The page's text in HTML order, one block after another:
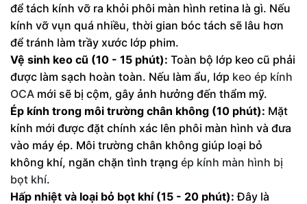
để tách kính vỡ ra khỏi phôi màn hình retina là gì. Nếu
kính vỡ vụn quá nhiều, thời gian bóc tách sẽ lâu hơn
để tránh làm trầy xước lớp phim.
Vệ sinh keo cũ (10 - 15 phút): Toàn bộ lớp keo cũ phải
được làm sạch hoàn toàn. Nếu làm ẩu, lớp keo ép kính
OCA mới sẽ bị cộm, gây ảnh hưởng đến thẩm mỹ.
Ép kính trong môi trường chân không (10 phút): Mặt
kính mới được đặt chính xác lên phôi màn hình và đưa
vào máy ép. Môi trường chân không giúp loại bỏ
không khí, ngăn chặn tình trạng ép kính màn hình bị
bọt khí.
Hấp nhiệt và loại bỏ bọt khí (15 - 20 phút): Đây là